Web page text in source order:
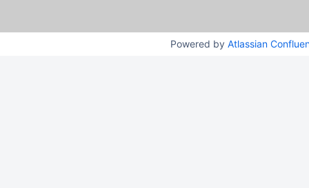
Powered by Atlassian